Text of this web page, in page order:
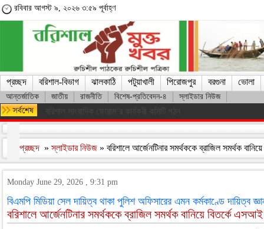
রবিবার আগস্ট ৯, ২০২৬ ৩:৫৯ পূর্বাহ্ণ
প্রচ্ছদ বরিশাল-বিভাগ ঝালকাঠি পটুয়াখালী পিরোজপুর বরগুনা ভোলা
আন্তর্জাতিক জাতীয় রাজনীতি বিশেষ-প্রতিবেদন-৪ স্লাইডার নিউজ
প্রচ্ছদ »স্লাইডার নিউজ » বরিশালে আর্জেনটিনার সমর্থককে ব্রাজিল সমর্থক
Monday June 29, 2026 , 9:31 pm
বিএমপি মিডিয়া সেল দায়িত্ব থাকা পুলিশ অফিসারের এমন কর্মকাণ্ডে দায়িত্ব
বরিশালে আর্জেনটিনার সমর্থককে ব্রাজিল সমর্থক বানিয়ে বিতর্কে